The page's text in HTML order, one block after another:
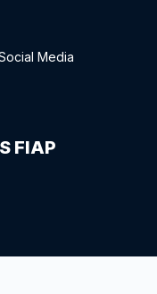
Media
FIAP